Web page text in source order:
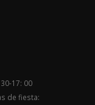
17: 00
de fiesta: